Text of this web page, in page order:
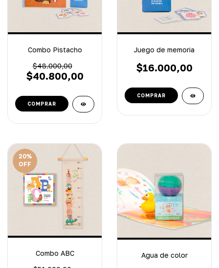
Combo Pistacho
$48.000,00
$40.800,00
Juego de memoria
$16.000,00
20%
OFF
Combo ABC
Agua de color